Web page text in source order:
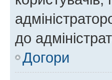
до
Догори